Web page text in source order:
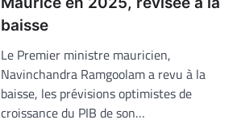
baisse
Le Premier ministre mauricien,
Navinchandra Ramgoolam a revu à la
baisse, les prévisions optimistes de
croissance du PIB de son…